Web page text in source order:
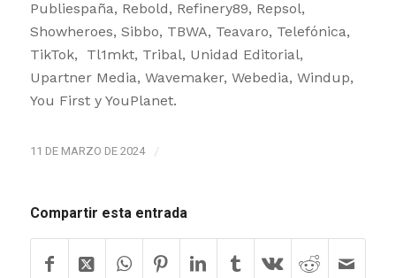
Publiespaña, Rebold, Refinery89, Repsol,
Showheroes, Sibbo, TBWA, Teavaro, Telefónica,
TikTok, Tl1mkt, Tribal, Unidad Editorial,
Upartner Media, Wavemaker, Webedia, Windup,
You First y YouPlanet.
11 DE MARZO DE 2024 /
Compartir esta entrada